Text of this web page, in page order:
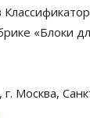
«Блоки
Москва,